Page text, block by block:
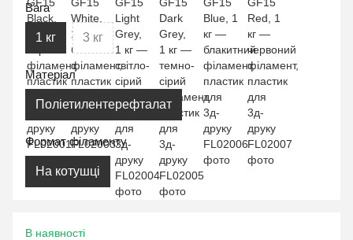
Вага
1 кг 3 кг
Матеріал
Поліетилентерефталат
Формат філаменту
На котушці
В наявності